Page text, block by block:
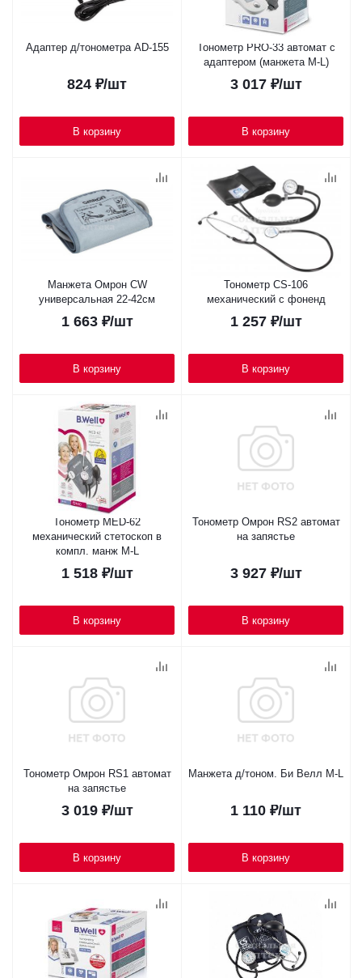
Адаптер д/тонометра AD-155
824 ₽/шт
В корзину
Тонометр PRO-33 автомат с
адаптером (манжета M-L)
3 017₽/шт
В корзину
Манжета Омрон CW
универсальная 22-42см
1 663₽/шт
В корзину
Тонометр CS-106
механический с фоненд
1 257₽/шт
В корзину
Тонометр MED-62
механический стетоскоп в
компл. манж M-L
1 518₽/шт
В корзину
Тонометр Омрон RS2 автомат
на запястье
3 927₽/шт
В корзину
Тонометр Омрон RS1 автомат
на запястье
3 019₽/шт
В корзину
Манжета д/тоном. Би Велл M-L
1 110 ₽/шт
В корзину